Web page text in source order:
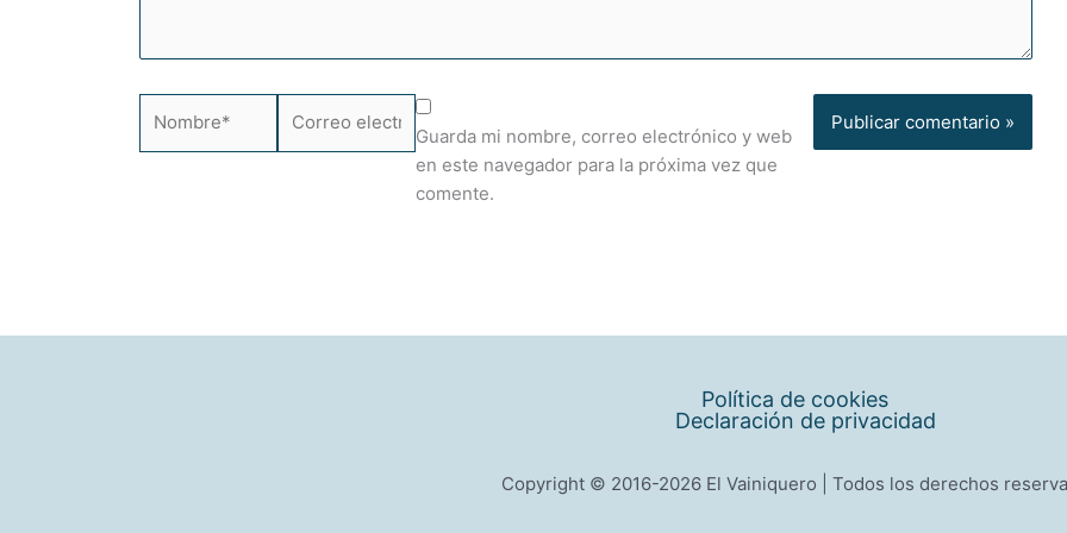
electrónico*
Guarda mi nombre, correo electrónico y web
en este navegador para la próxima vez que
comente.
Política de cookies
Declaración de privacidad
Copyright © 2016-2026 El Vainiquero | Todos los derechos